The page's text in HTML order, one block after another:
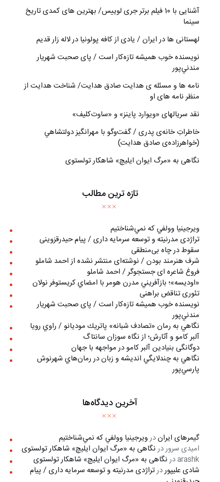
آشنایی با 10 فیلم برتر جری لوییس/ بهترین های کمدی تاریخ
سینما
لهستانی ها در ایران / یادی از کافه پولونیا در لاله زار قدیم
نويسنده خوب هميشه تازه‌كار است / پای صحبت شهريار
مندني‌پور
نامه ها و مسئله ی هدایت صادق هدایت/ شناخت هدایت از
منظر نامه های او
نقد سریالهای «ویوارد پاینز» و «ساوت‌کلیف»
خاطراتِ خانه‌ی پدری / گفت‌وگو با مهرانگيز دولتشاهي
(خواهرزاده‌ی صادق هدايت)
نگاهی به «مرگ ايوان ايليچ» شاهکار تولستوی
تازه ترین مطالب
ويرجينيا وولفي كه نمي‌شناختيم
تراژدی مدرنیته و توسعه سرمایه داری / پیام حیدرقزوینی
سقوط در چاه بی‌منطقی
شرف هنرمند بودن / نوشته‌ای منتشر نشده از احمد شاملو
فروغ شاعره ای جستجوگر / احمد شاملو
«اوديسه»؛ بازآفريني مدرن هومر با امضاي كريستوفر نولان
تئوری تناقض براهنی
نويسنده خوب هميشه تازه‌كار است / پای صحبت شهريار
مندني‌پور
نگاهي به رمان «تصادف شبانه» پاتريك موديانو / راوي رويا
آلبر کامو و آثارش؛ از نگاه سوزان سانتاگ
دوگانگی بنیادین آلبر کامو در مواجهه با جهان
نگاهي به چندلايگي انديشه و زبان در رمان‌هاي شهرنوش
پارسي‌پور
آخرین دیدگاه‌ها
گیمرهای ایراندرويرجينيا وولفي كه نمي‌شناختيم
امیدی سروردرنگاهی به «مرگ ايوان ايليچ» شاهکار تولستوی
arashkدرنگاهی به «مرگ ايوان ايليچ» شاهکار تولستوی
شادی علیپوردرتراژدی مدرنیته و توسعه سرمایه داری / پیام